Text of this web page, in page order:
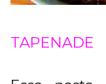
TAPENADE